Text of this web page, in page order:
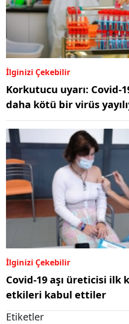
İlginizi Çekebilir
Korkutucu uyarı: Covid-
daha kötü bir virüs
İlginizi Çekebilir
Covid-19 aşı üreticisi ilk
etkileri kabul ettiler
Etiketler